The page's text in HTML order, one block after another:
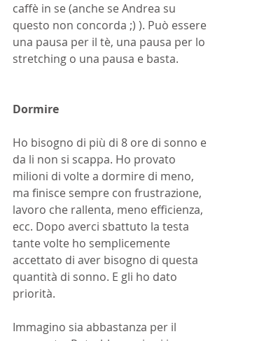
caffè in se (anche se Andrea su
questo non concorda ;) ). Può essere
una pausa per il tè, una pausa per lo
stretching o una pausa e basta.
Dormire
Ho bisogno di più di 8 ore di sonno e
da li non si scappa. Ho provato
milioni di volte a dormire di meno,
ma finisce sempre con frustrazione,
lavoro che rallenta, meno efficienza,
ecc. Dopo averci sbattuto la testa
tante volte ho semplicemente
accettato di aver bisogno di questa
quantità di sonno. E gli ho dato
priorità.
Immagino sia abbastanza per il